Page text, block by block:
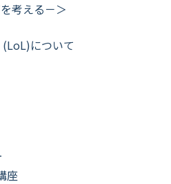
考える－＞
について
座